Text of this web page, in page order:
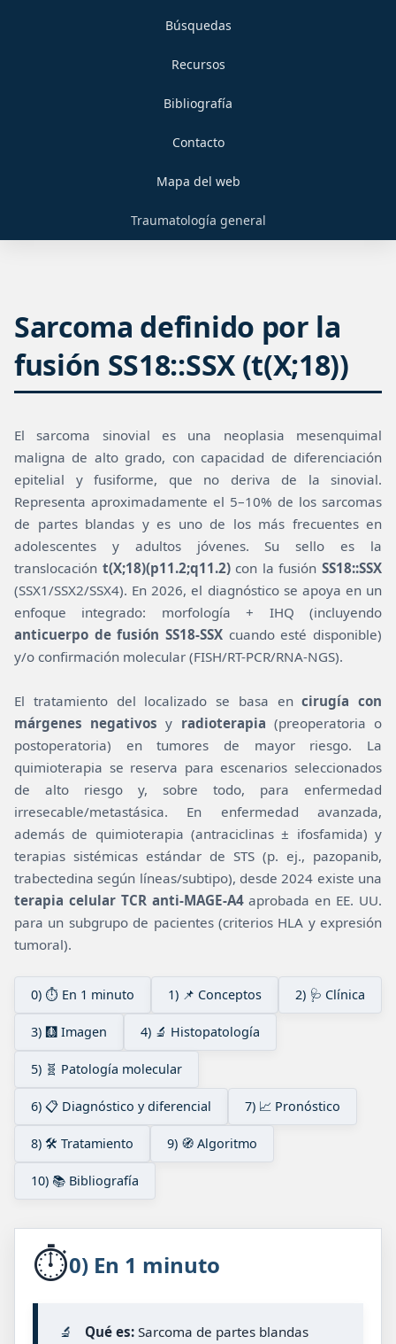
Búsquedas
Recursos
Bibliografía
Contacto
Mapa del web
Traumatología general
Sarcoma definido por la
fusión SS18::SSX (t(X;18))
El sarcoma sinovial es una neoplasia mesenquimal
maligna de alto grado, con capacidad de diferenciación
epitelial y fusiforme, que no deriva de la sinovial.
Representa aproximadamente el 5–10% de los sarcomas
de partes blandas y es uno de los más frecuentes en
adolescentes y adultos jóvenes. Su sello es la
translocación t(X;18)(p11.2;q11.2)con la fusiónSS18::SSX
(SSX1/SSX2/SSX4). En 2026, el diagnóstico se apoya en un
enfoque integrado: morfología + IHQ (incluyendo
anticuerpo de fusión SS18-SSX cuando esté disponible)
y/o confirmación molecular (FISH/RT-PCR/RNA-NGS).
El tratamiento del localizado se basa encirugía con
márgenes negativos y radioterapia (preoperatoria o
postoperatoria) en tumores de mayor riesgo. La
quimioterapia se reserva para escenarios seleccionados
de alto riesgo y, sobre todo, para enfermedad
irresecable/metastásica. En enfermedad avanzada,
además de quimioterapia (antraciclinas ± ifosfamida) y
terapias sistémicas estándar de STS (p. ej., pazopanib,
trabectedina según líneas/subtipo), desde 2024 existe una
terapia celular TCR anti-MAGE-A4aprobada en EE. UU.
para un subgrupo de pacientes (criterios HLA y expresión
tumoral).
0) ⏱️ En 1 minuto 1) 📌 Conceptos 2) 🩺 Clínica
3) 🩻 Imagen 4) 🔬 Histopatología
5) 🧬 Patología molecular
6) 📋 Diagnóstico y diferencial 7) 📈 Pronóstico
8) 🛠️ Tratamiento 9) 🧭 Algoritmo
10) 📚 Bibliografía
⏱️0) En 1 minuto
🔬 Qué es:Sarcoma de partes blandas